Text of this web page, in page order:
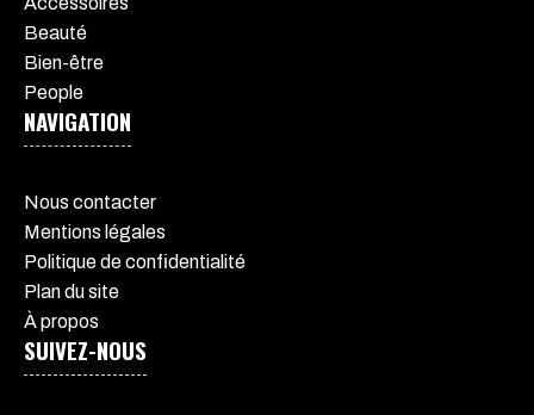
Beauté
Bien-être
People
NAVIGATION
Nous contacter
Mentions légales
Politique de confidentialité
Plan du site
À propos
SUIVEZ-NOUS